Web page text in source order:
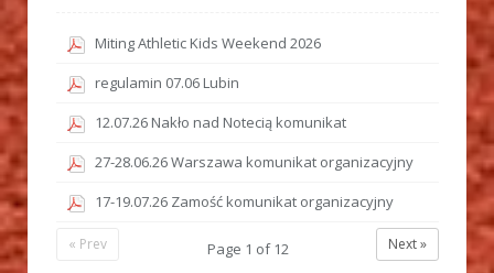
Miting Athletic Kids Weekend 2026
regulamin 07.06 Lubin
12.07.26 Nakło nad Notecią komunikat
27-28.06.26 Warszawa komunikat organizacyjny
17-19.07.26 Zamość komunikat organizacyjny
Next »
Page 1 of12
« Prev